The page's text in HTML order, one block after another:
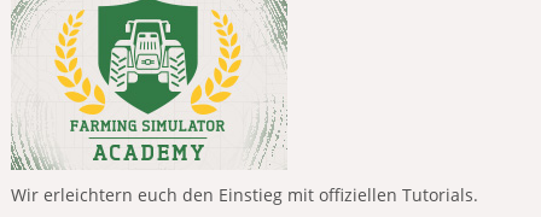
Wir erleichtern euch den Einstieg mit offiziellen Tutorials.